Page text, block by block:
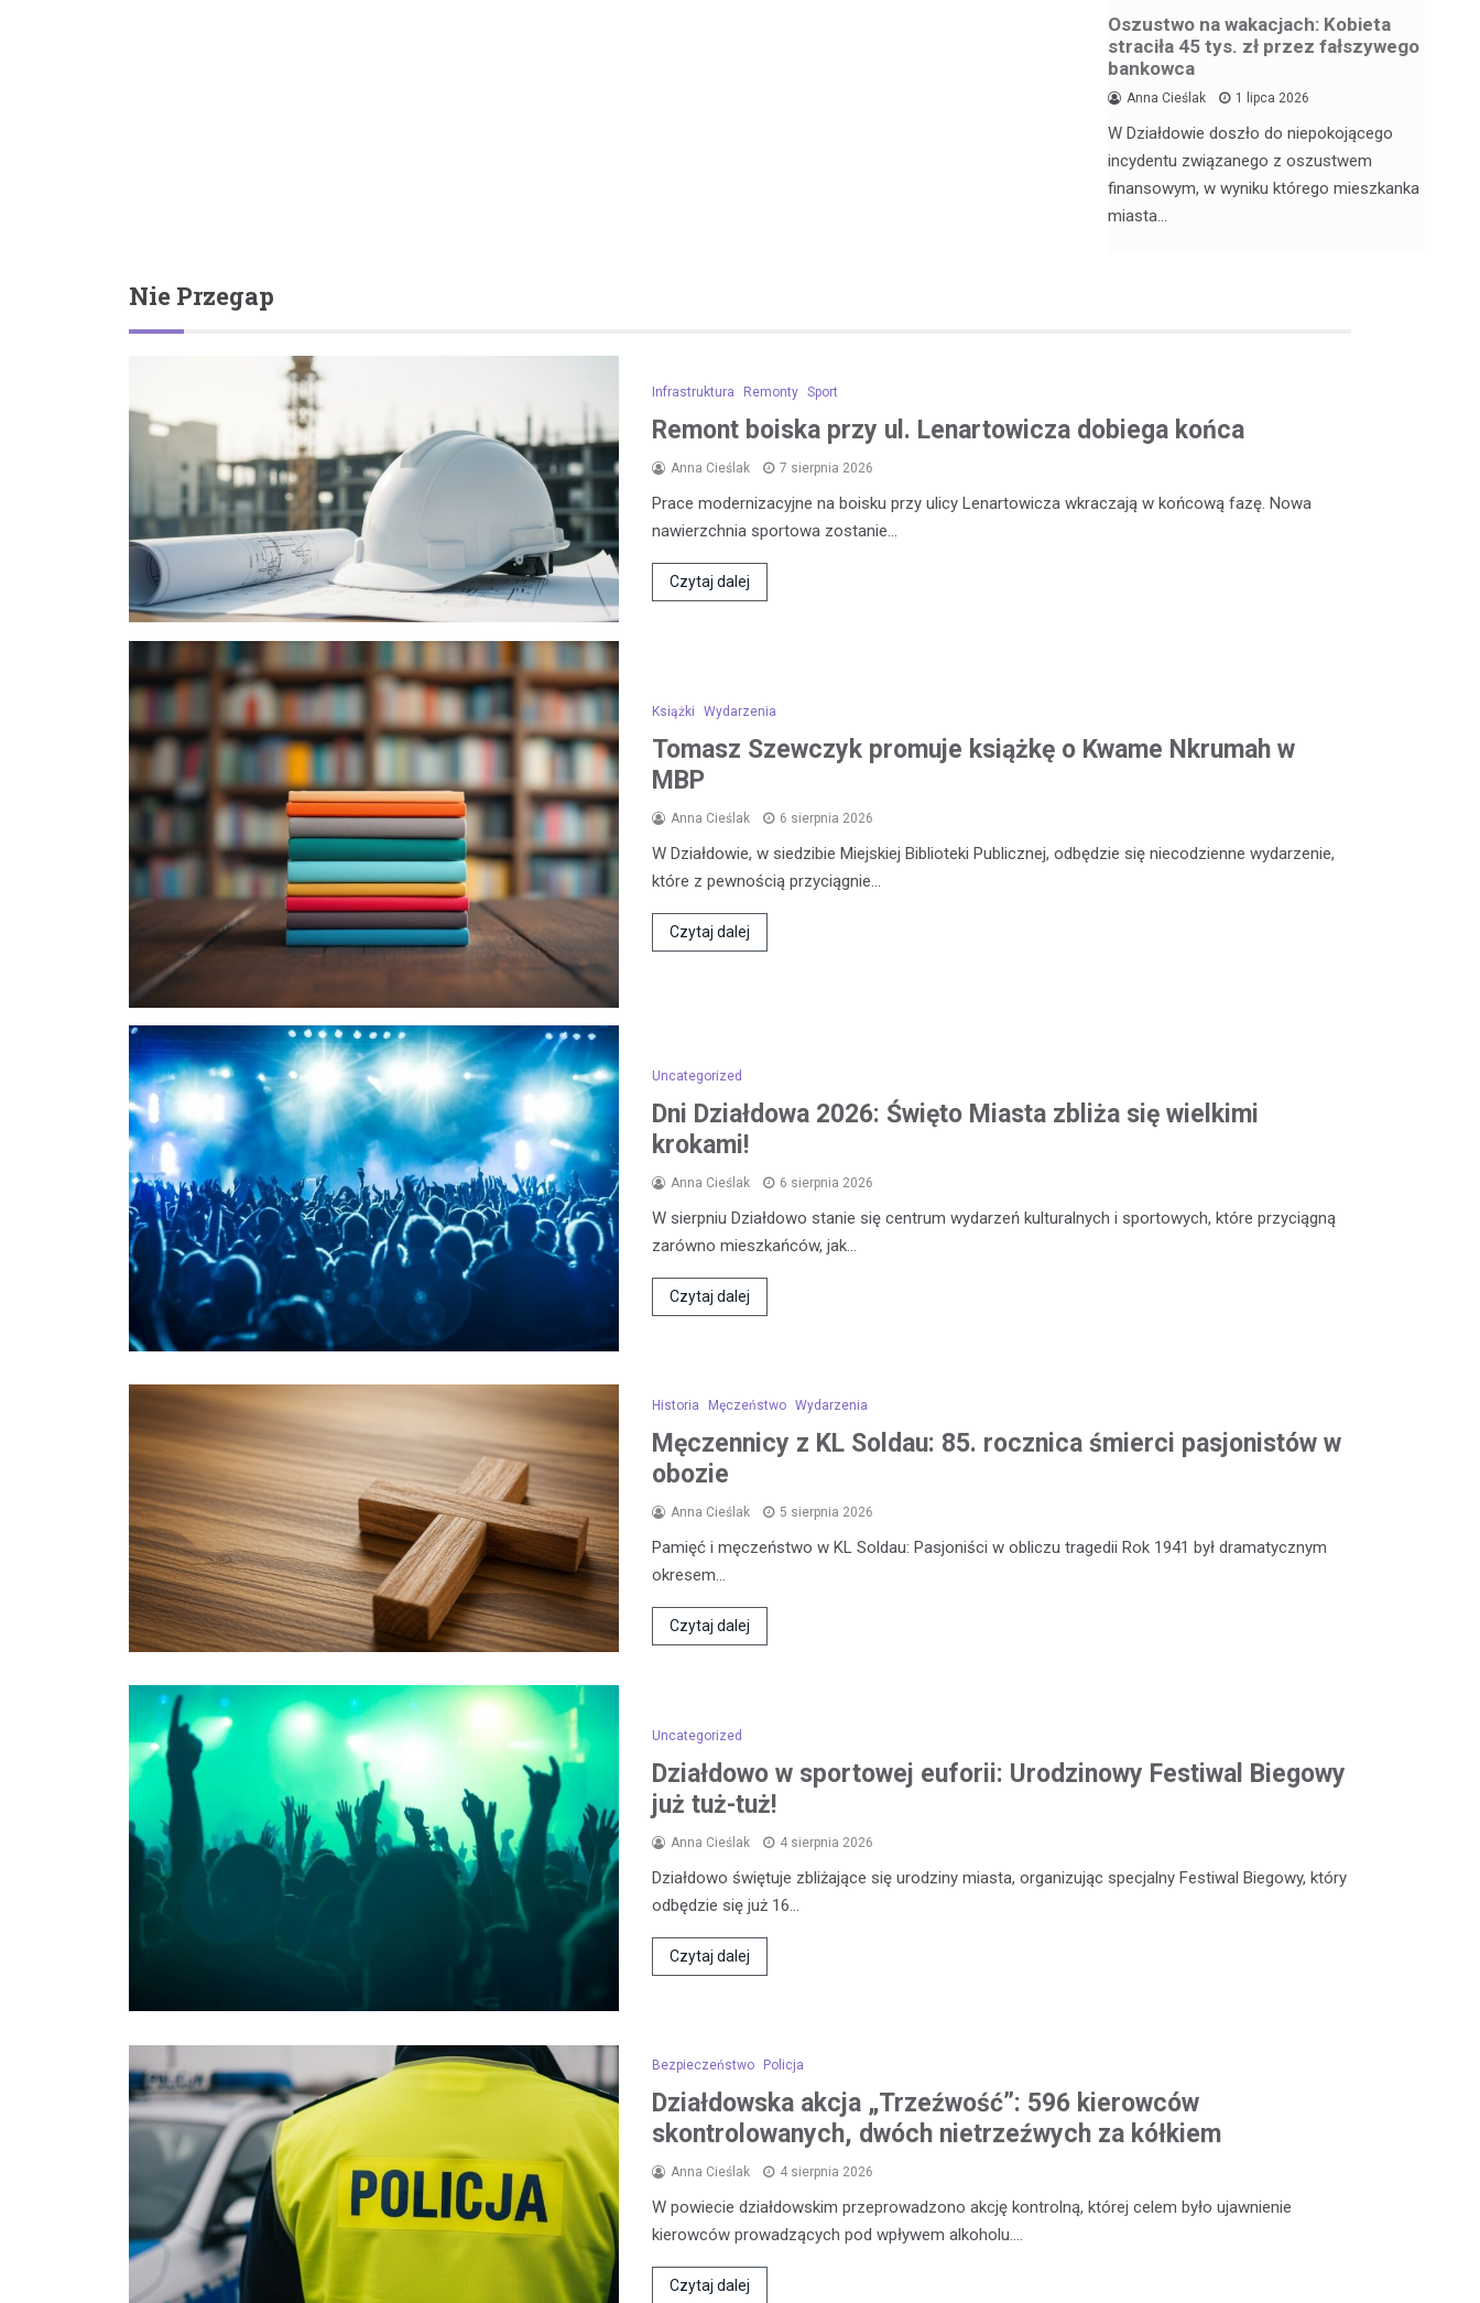
Oszustwo na wakacjach: Kobieta
straciła 45 tys. zł przez fałszywego
bankowca
Anna Cieślak 1 lipca 2026
W Działdowie doszło do niepokojącego
incydentu związanego z oszustwem
finansowym, w wyniku którego mieszkanka
miasta…
Nie Przegap
Infrastruktura Remonty Sport
Remont boiska przy ul. Lenartowicza dobiega końca
Anna Cieślak 7 sierpnia 2026
Prace modernizacyjne na boisku przy ulicy Lenartowicza wkraczają w końcową fazę. Nowa
nawierzchnia sportowa zostanie…
Czytaj dalej
Książki Wydarzenia
Tomasz Szewczyk promuje książkę o Kwame Nkrumah w
MBP
Anna Cieślak 6 sierpnia 2026
W Działdowie, w siedzibie Miejskiej Biblioteki Publicznej, odbędzie się niecodzienne wydarzenie,
które z pewnością przyciągnie…
Czytaj dalej
Uncategorized
Dni Działdowa 2026: Święto Miasta zbliża się wielkimi
krokami!
Anna Cieślak 6 sierpnia 2026
W sierpniu Działdowo stanie się centrum wydarzeń kulturalnych i sportowych, które przyciągną
zarówno mieszkańców, jak…
Czytaj dalej
Historia Męczeństwo Wydarzenia
Męczennicy z KL Soldau: 85. rocznica śmierci pasjonistów w
obozie
Anna Cieślak 5 sierpnia 2026
Pamięć i męczeństwo w KL Soldau: Pasjoniści w obliczu tragedii Rok 1941 był dramatycznym
okresem…
Czytaj dalej
Uncategorized
Działdowo w sportowej euforii: Urodzinowy Festiwal Biegowy
już tuż-tuż!
Anna Cieślak 4 sierpnia 2026
Działdowo świętuje zbliżające się urodziny miasta, organizując specjalny Festiwal Biegowy, który
odbędzie się już 16…
Czytaj dalej
Bezpieczeństwo Policja
Działdowska akcja „Trzeźwość”: 596 kierowców
skontrolowanych, dwóch nietrzeźwych za kółkiem
Anna Cieślak 4 sierpnia 2026
W powiecie działdowskim przeprowadzono akcję kontrolną, której celem było ujawnienie
kierowców prowadzących pod wpływem alkoholu.…
Czytaj dalej